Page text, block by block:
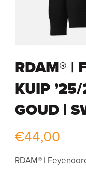
RDAM® |
KUIP
GOUD |
€44,00
RDAM® |